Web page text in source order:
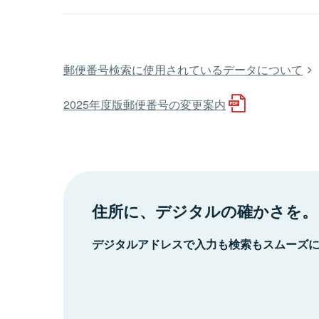
郵便番号検索に使用されているデータについて
2025年度版郵便番号の変更案内
住所に、デジタルの確かさを。
デジタルアドレスで入力も検索もスムーズ